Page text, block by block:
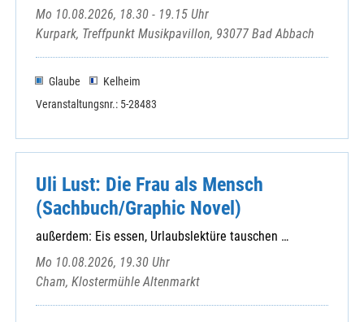
Mo 10.08.2026, 18.30 - 19.15 Uhr
Kurpark, Treffpunkt Musikpavillon, 93077 Bad Abbach
Glaube
Kelheim
Veranstaltungsnr.: 5-28483
Uli Lust: Die Frau als Mensch
(Sachbuch/Graphic Novel)
außerdem: Eis essen, Urlaubslektüre tauschen …
Mo 10.08.2026, 19.30 Uhr
Cham, Klostermühle Altenmarkt